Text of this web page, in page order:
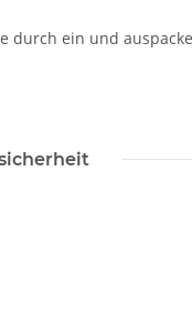
durch ein und